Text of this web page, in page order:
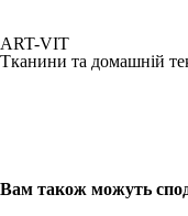
ART-VIT
Тканини та домашній
Вам також можуть